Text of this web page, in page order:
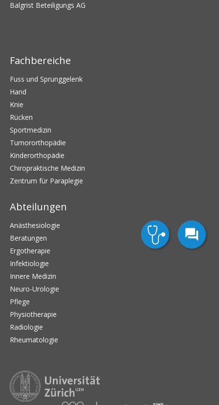
Balgrist Beteiligungs AG
Fachbereiche
Fuss und Sprunggelenk
Hand
Knie
Rücken
Sportmedizin
Tumororthopädie
Kinderorthopädie
Chiropraktische Medizin
Zentrum für Paraplegie
Abteilungen
Anästhesiologie
Beratungen
Ergotherapie
Infektiologie
Innere Medizin
Neuro-Urologie
Pflege
Physiotherapie
Radiologie
Rheumatologie